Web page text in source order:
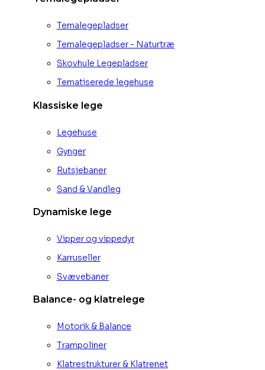
Temalegepladser
Temalegepladser - Naturtræ
Skovhule Legepladser
Tematiserede legehuse
Klassiske lege
Legehuse
Gynger
Rutsjebaner
Sand & Vandleg
Dynamiske lege
Vipper og vippedyr
Karruseller
Svævebaner
Balance- og klatrelege
Motorik & Balance
Trampoliner
Klatrestrukturer & Klatrenet